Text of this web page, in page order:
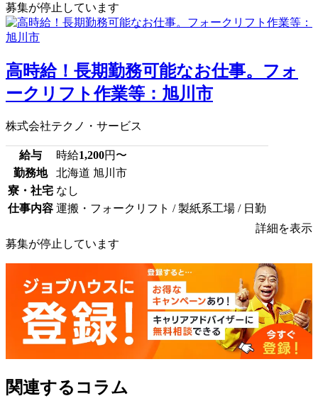
募集が停止しています
高時給！長期勤務可能なお仕事。フォ
ークリフト作業等：旭川市
株式会社テクノ・サービス
給与 時給1,200円〜
勤務地
北海道 旭川市
寮・社宅 なし
仕事内容 運搬・フォークリフト / 製紙系工場 / 日勤
詳細を表示
募集が停止しています
関連するコラム